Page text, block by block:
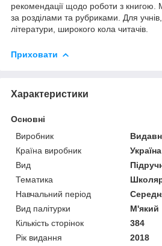
рекомендації щодо роботи з книгою.
за розділами та рубриками. Для учнів,
літератури, широкого кола читачів.
Приховати
Характеристики
Основні
Виробник
Країна виробник
Україна
Вид
Тематика
Навчальний період
Вид палітурки
М'який
Кількість сторінок
384
Рік видання
2018